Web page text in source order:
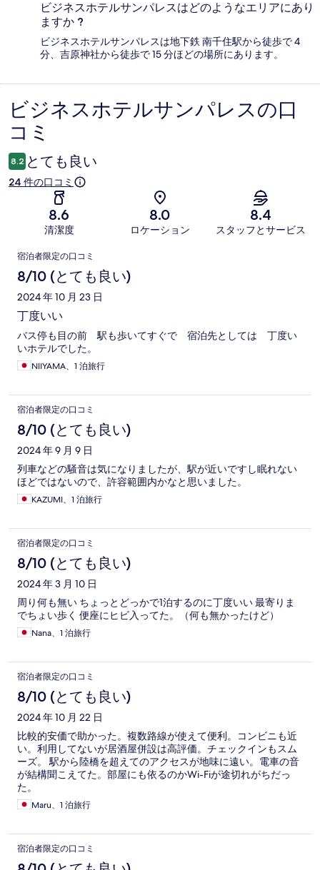
ビジネスホテルサンパレスはどのようなエリアにあり
ますか ?
ビジネスホテルサンパレスは地下鉄 南千住駅から徒歩で 4
分、吉原神社から徒歩で 15 分ほどの場所にあります。
口
コ
ミ
ビジネスホテルサンパレスの口
コミ
8.2 とても良い
24 件の口コミ
8.6
清潔度
8.0
ロケーション
8.4
スタッフとサービス
口
コ
ミ
宿泊者限定の口コミ
8/10 (とても良い)
2024 年 10 月 23 日
丁度いい
バス停も目の前 駅も歩いてすぐで 宿泊先としては 丁度い
いホテルでした。
NIIYAMA、1 泊旅行
宿泊者限定の口コミ
8/10 (とても良い)
2024 年 9 月 9 日
列車などの騒音は気になりましたが、駅が近いですし眠れない
ほどではないので、許容範囲内かなと思いました。
KAZUMI、1 泊旅行
宿泊者限定の口コミ
8/10 (とても良い)
2024 年 3 月 10 日
周り何も無い ちょっとどっかで1泊するのに丁度いい 最寄りま
でちょい歩く 便座にヒビ入ってた。（何も無かったけど）
Nana、1 泊旅行
宿泊者限定の口コミ
8/10 (とても良い)
2024 年 10 月 22 日
比較的安価で助かった。複数路線が使えて便利。コンビニも近
い。利用してないが居酒屋併設は高評価。チェックインもスム
ーズ。 駅から陸橋を超えてのアクセスが地味に遠い。電車の音
が結構聞こえてた。部屋にも依るのかWi-Fiが途切れがちだっ
た。
Maru、1 泊旅行
宿泊者限定の口コミ